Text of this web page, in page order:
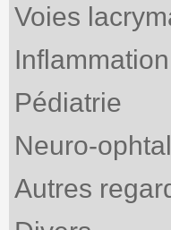
Voies
Pédiatrie
Neuro-
Autres